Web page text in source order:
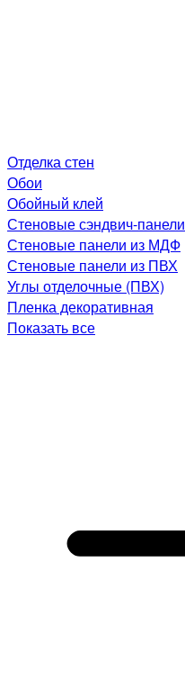
Отделка стен
Обои
Обойный клей
Стеновые сэндвич-панели
Стеновые панели из МДФ
Стеновые панели из ПВХ
Углы отделочные (ПВХ)
Пленка декоративная
Показать все